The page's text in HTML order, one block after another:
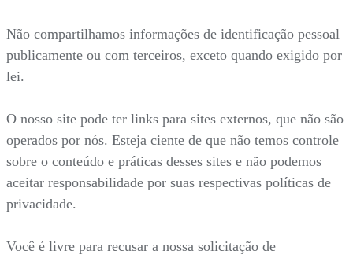
Não compartilhamos informações de identificação pessoal
publicamente ou com terceiros, exceto quando exigido por
lei.
O nosso site pode ter links para sites externos, que não são
operados por nós. Esteja ciente de que não temos controle
sobre o conteúdo e práticas desses sites e não podemos
aceitar responsabilidade por suas respectivas políticas de
privacidade.
Você é livre para recusar a nossa solicitação de